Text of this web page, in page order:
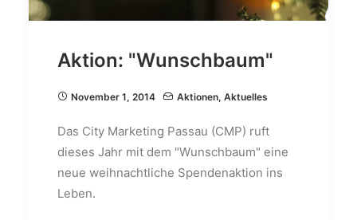
Aktion: "Wunschbaum"
November 1, 2014 Aktionen, Aktuelles
Das City Marketing Passau (CMP) ruft
dieses Jahr mit dem "Wunschbaum" eine
neue weihnachtliche Spendenaktion ins
Leben.